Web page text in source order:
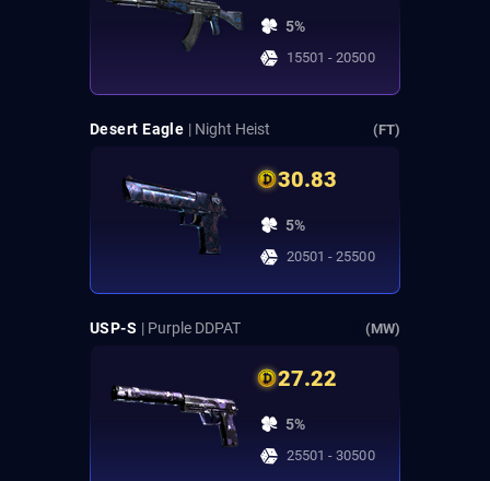
5%
15501 - 20500
Desert Eagle | Night Heist (FT)
30.83
5%
20501 - 25500
USP-S | Purple DDPAT (MW)
27.22
5%
25501 - 30500